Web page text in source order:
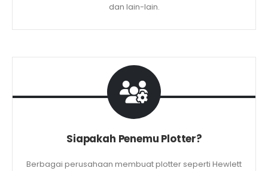
dan lain-lain.
Siapakah Penemu Plotter?
Berbagai perusahaan membuat plotter seperti Hewlett